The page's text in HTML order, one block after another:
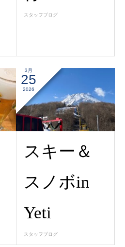
スタッフブログ
3月
25
2026
スキー＆
スノボin
Yeti
スタッフブログ